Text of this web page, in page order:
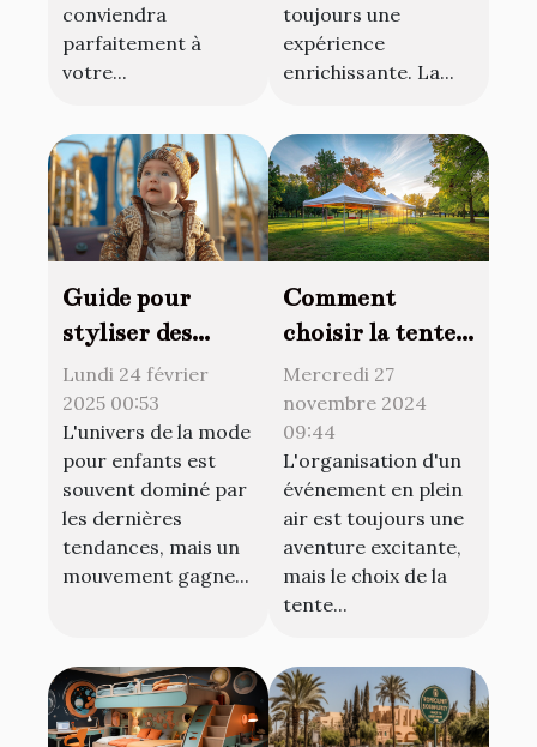
conviendra
parfaitement à
votre...
toujours une
expérience
enrichissante. La...
Guide pour
styliser des
vêtements de
seconde main
pour bébés
garçons
Lundi 24 février
2025 00:53
L'univers de la mode
pour enfants est
souvent dominé par
les dernières
tendances, mais un
mouvement gagne...
Comment
choisir la tente
idéale pour
votre prochain
événement en
plein air
Mercredi 27
novembre 2024
09:44
L'organisation d'un
événement en plein
air est toujours une
aventure excitante,
mais le choix de la
tente...